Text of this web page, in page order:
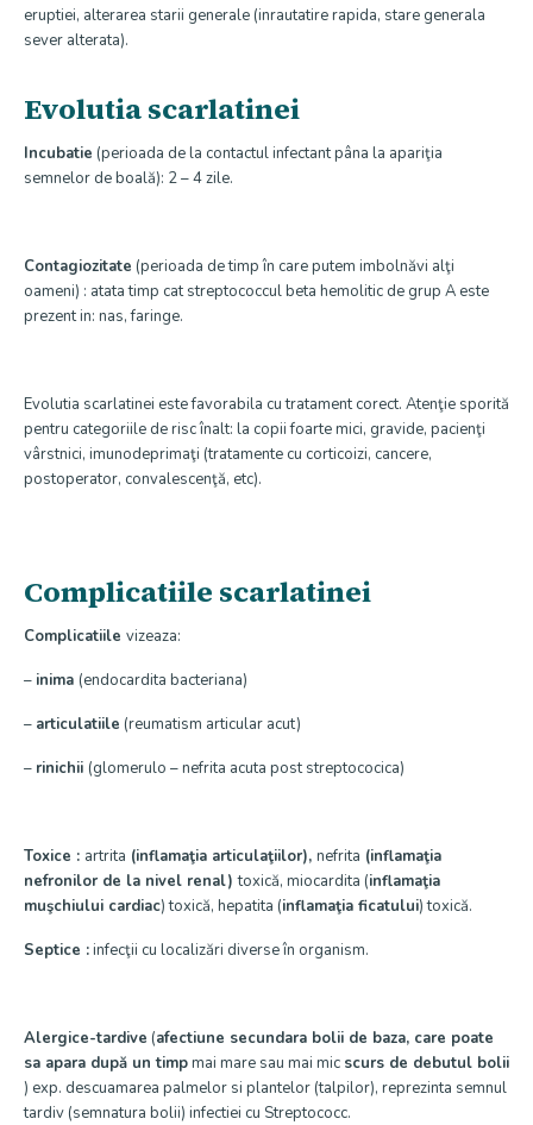
eruptiei, alterarea starii generale (inrautatire rapida, stare generala
sever alterata).
Evolutia scarlatinei
Incubatie (perioada de la contactul infectant pâna la apariţia
semnelor de boală): 2 – 4 zile.
Contagiozitate (perioada de timp în care putem imbolnăvi alţi
oameni) : atata timp cat streptococcul beta hemolitic de grup A este
prezent in: nas, faringe.
Evolutia scarlatinei este favorabila cu tratament corect. Atenţie sporită
pentru categoriile de risc înalt: la copii foarte mici, gravide, pacienţi
vârstnici, imunodeprimaţi (tratamente cu corticoizi, cancere,
postoperator, convalescenţă, etc).
Complicatiile scarlatinei
Complicatiile vizeaza:
– inima (endocardita bacteriana)
– articulatiile (reumatism articular acut)
– rinichii (glomerulo – nefrita acuta post streptococica)
Toxice : artrita (inflamaţia articulaţiilor), nefrita (inflamaţia
nefronilor de la nivel renal)toxică, miocardita (inflamaţia
muşchiului cardiac) toxică, hepatita (inflamaţia ficatului) toxică.
Septice :infecţii cu localizări diverse în organism.
Alergice-tardive (afectiune secundara bolii de baza, care poate
sa apara după un timpmai mare sau mai mic scurs de debutul bolii
) exp. descuamarea palmelor si plantelor (talpilor), reprezinta semnul
tardiv (semnatura bolii) infectiei cu Streptococc.